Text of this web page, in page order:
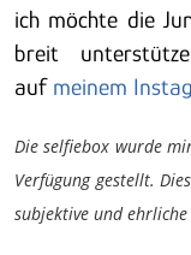
ich möchte die
breit
auf meinem
Die selfiebox wurde
Verfügung gestellt.
subjektive und